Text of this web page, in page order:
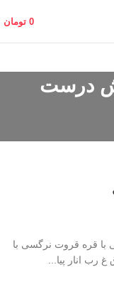
0 تومان
درست
با قره قروت نرگسی با